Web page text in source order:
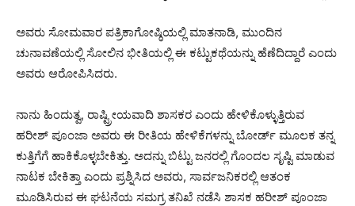
ಅವರು ಸೋಮವಾರ ಪತ್ರಿಕಾಗೋಷ್ಠಿಯಲ್ಲಿ ಮಾತನಾಡಿ, ಮುಂದಿನ
ಚುನಾವಣೆಯಲ್ಲಿ ಸೋಲಿನ ಭೀತಿಯಲ್ಲಿ ಈ ಕಟ್ಟುಕಥೆಯನ್ನು ಹೆಣೆದಿದ್ದಾರೆ ಎಂದು
ಅವರು ಆರೋಪಿಸಿದರು.
ನಾನು ಹಿಂದುತ್ವ, ರಾಷ್ಟ್ರೀಯವಾದಿ ಶಾಸಕರ ಎಂದು ಹೇಳಿಕೊಳ್ಳುತ್ತಿರುವ
ಹರೀಶ್ ಪೂಂಜಾ ಅವರು ಈ ರೀತಿಯ ಹೇಳಿಕೆಗಳನ್ನು ಬೋರ್ಡ್ ಮೂಲಕ ತನ್ನ
ಕುತ್ತಿಗೆಗೆ ಹಾಕಿಕೊಳ್ಳಬೇಕಿತ್ತು. ಅದನ್ನು ಬಿಟ್ಟು ಜನರಲ್ಲಿ ಗೊಂದಲ ಸೃಷ್ಟಿ ಮಾಡುವ
ನಾಟಕ ಬೇಕಿತ್ತಾ ಎಂದು ಪ್ರಶ್ನಿಸಿದ ಅವರು, ಸಾರ್ವಜನಿಕರಲ್ಲಿ ಆತಂಕ
ಮೂಡಿಸಿರುವ ಈ ಘಟನೆಯ ಸಮಗ್ರ ತನಿಖೆ ನಡೆಸಿ ಶಾಸಕ ಹರೀಶ್ ಪೂಂಜಾ